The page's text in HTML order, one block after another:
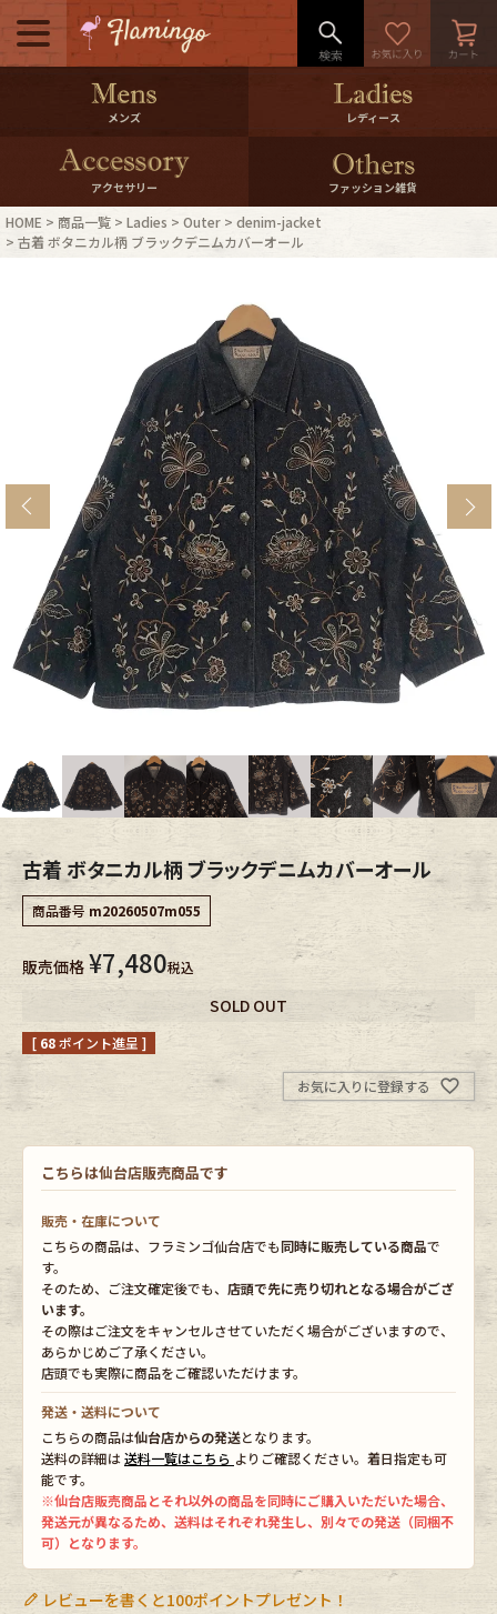
メニュー
500pt＆10％Offクーポンプレゼン
ト
10％0ffクーポンプレゼント
ログイン・会員登録 LINE ID連携
ご利用ガイド International Shipping
店舗紹介 特集一覧
ブランドから探す スタッフコーディネート
年代から探す 古着卸DOCK
メンズ商品カテゴリーから探す
Bottoms Fafatt
レディース商品カテゴリーから探す
Tops Bottoms
Outer One Piece
Fafatt
小物・アクセサリーから探す
Eye Wear
Bag Stall・Scarf
Accessory Shoes
Belt
Keyring
FAFATT
メンズ レディース
アクセサリー ファッション雑貨
HOME 商品一覧 Ladies Outer
denim-jacket
古着 ボタニカル柄 ブラックデニムカバーオール
古着 ボタニカル柄 ブラックデニムカバーオール
商品番号 m20260507m055
販売価格 ¥7,480税込
SOLD OUT
[ 68ポイント進呈 ]
お気に入りに登録する
こちらは仙台店販売商品です
販売・在庫について
こちらの商品は、フラミンゴ仙台店でも同時に販売している商品で
す。
そのため、ご注文確定後でも、 店頭で先に売り切れとなる場合がござ
います。
その際はご注文をキャンセルさせていただく場合がございますので、
あらかじめご了承ください。
店頭でも実際に商品をご確認いただけます。
発送・送料について
こちらの商品は仙台店からの発送となります。
送料の詳細は送料一覧はこちら よりご確認ください。着日指定も可
能です。
※仙台店販売商品とそれ以外の商品を同時にご購入いただいた場合、
発送元が異なるため、送料はそれぞれ発生し、別々での発送（同梱不
可）となります。
レビューを書くと100ポイントプレゼント！